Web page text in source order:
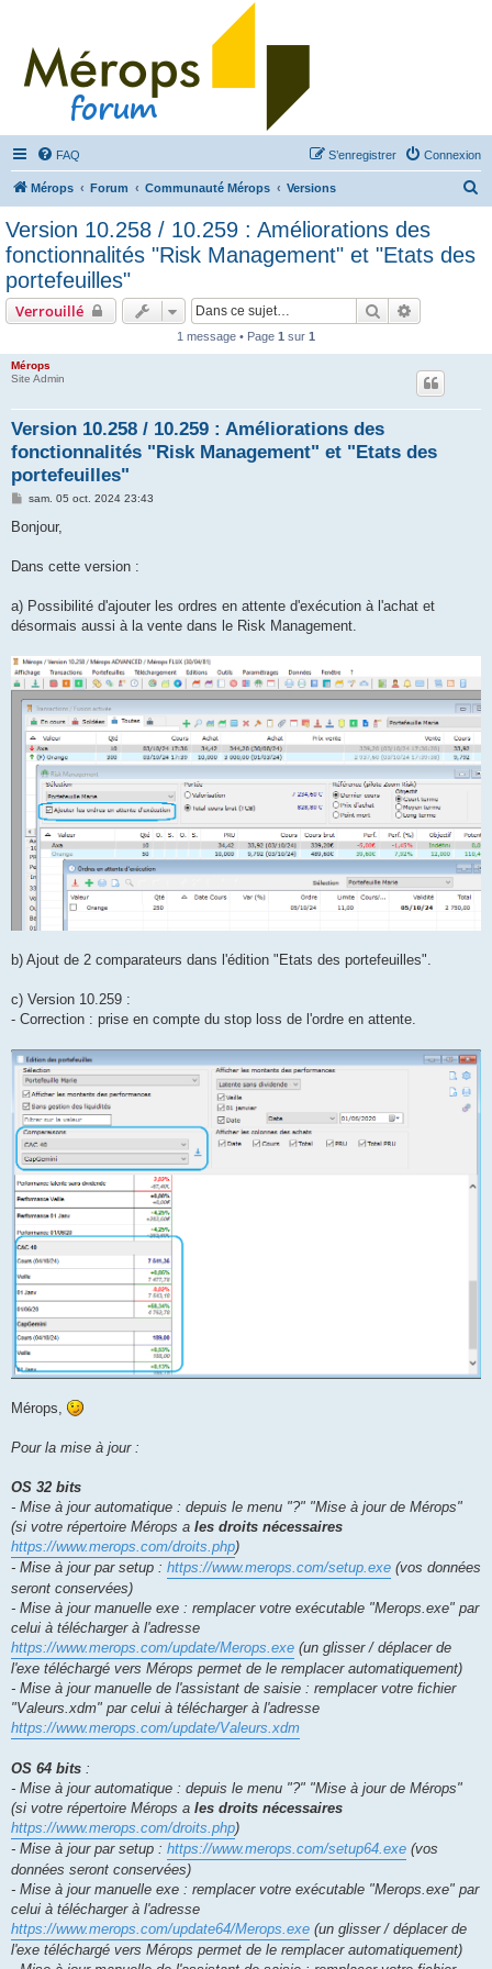
FAQ Connexion
S’enregistrer
Mérops Forum Communauté Mérops Versions
Version 10.258 / 10.259 : Améliorations des
fonctionnalités "Risk Management" et "Etats des
portefeuilles"
Verrouillé Rechercher
1 message • Page 1 sur 1
Mérops
Site Admin
Version 10.258 / 10.259 : Améliorations des
fonctionnalités "Risk Management" et "Etats des
portefeuilles"
M
s
g
sam. 05 oct. 2024 23:43
Bonjour,
Dans cette version :
a) Possibilité d'ajouter les ordres en attente d'exécution à l'achat et
désormais aussi à la vente dans le Risk Management.
b) Ajout de 2 comparateurs dans l'édition "Etats des portefeuilles".
c) Version 10.259 :
- Correction : prise en compte du stop loss de l'ordre en attente.
Mérops,
Pour la mise à jour :
OS 32 bits
- Mise à jour automatique : depuis le menu "?" "Mise à jour de Mérops"
(si votre répertoire Mérops a les droits nécessaires
https://www.merops.com/droits.php)
- Mise à jour par setup : https://www.merops.com/setup.exe (vos données
seront conservées)
- Mise à jour manuelle exe : remplacer votre exécutable "Merops.exe" par
celui à télécharger à l'adresse
https://www.merops.com/update/Merops.exe (un glisser / déplacer de
l'exe téléchargé vers Mérops permet de le remplacer automatiquement)
- Mise à jour manuelle de l'assistant de saisie : remplacer votre fichier
"Valeurs.xdm" par celui à télécharger à l'adresse
https://www.merops.com/update/Valeurs.xdm
OS 64 bits :
- Mise à jour automatique : depuis le menu "?" "Mise à jour de Mérops"
(si votre répertoire Mérops a les droits nécessaires
https://www.merops.com/droits.php)
- Mise à jour par setup : https://www.merops.com/setup64.exe (vos
données seront conservées)
- Mise à jour manuelle exe : remplacer votre exécutable "Merops.exe" par
celui à télécharger à l'adresse
https://www.merops.com/update64/Merops.exe (un glisser / déplacer de
l'exe téléchargé vers Mérops permet de le remplacer automatiquement)